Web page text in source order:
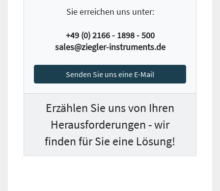
Sie erreichen uns unter:
+49 (0) 2166 - 1898 - 500
sales@ziegler-instruments.de
Senden Sie uns eine E-Mail
Erzählen Sie uns von Ihren
Herausforderungen - wir
finden für Sie eine Lösung!